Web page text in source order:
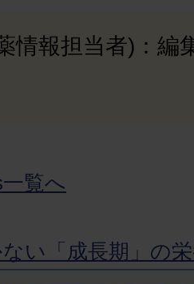
情報担当者)：編
覧へ
い「成長期」の